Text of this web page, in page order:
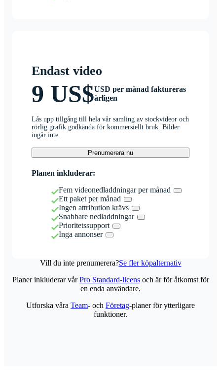
Endast video
9 US$USD per månad faktureras
årligen
Lås upp tillgång till hela vår samling av stockvideor och
rörlig grafik godkända för kommersiellt bruk. Bilder
ingår inte.
Prenumerera nu
Planen inkluderar:
Fem videonedladdningar per månad
Ett paket per månad
Ingen attribution krävs
Snabbare nedladdningar
Prioritetssupport
Inga annonser
Vill du inte prenumerera?Se fler köpalternativ
Planer inkluderar vårPro Standard-licensoch är för åtkomst för
en enda användare.
Utforska våra Team- och Företag-planer för ytterligare
funktioner.